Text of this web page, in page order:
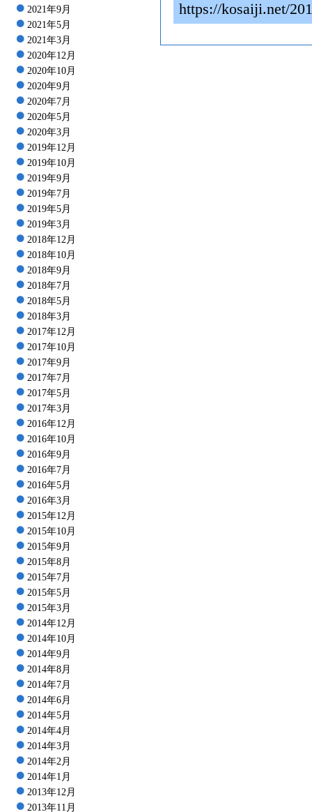
2021年9月
2021年5月
2021年3月
2020年12月
2020年10月
2020年9月
2020年7月
2020年5月
2020年3月
2019年12月
2019年10月
2019年9月
2019年7月
2019年5月
2019年3月
2018年12月
2018年10月
2018年9月
2018年7月
2018年5月
2018年3月
2017年12月
2017年10月
2017年9月
2017年7月
2017年5月
2017年3月
2016年12月
2016年10月
2016年9月
2016年7月
2016年5月
2016年3月
2015年12月
2015年10月
2015年9月
2015年8月
2015年7月
2015年5月
2015年3月
2014年12月
2014年10月
2014年9月
2014年8月
2014年7月
2014年6月
2014年5月
2014年4月
2014年3月
2014年2月
2014年1月
2013年12月
2013年11月
https://kosaiji.net/